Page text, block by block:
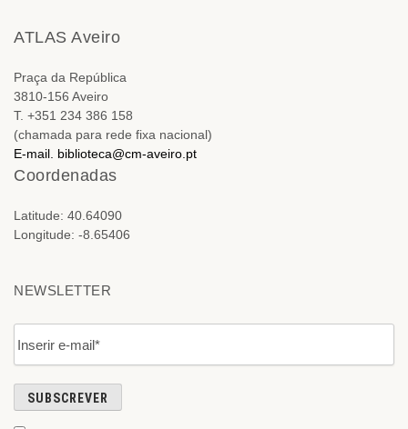
ATLAS Aveiro
Praça da República
3810-156 Aveiro
T. +351 234 386 158
(chamada para rede fixa nacional)
E-mail. biblioteca@cm-aveiro.pt
Coordenadas
Latitude: 40.64090
Longitude: -8.65406
NEWSLETTER